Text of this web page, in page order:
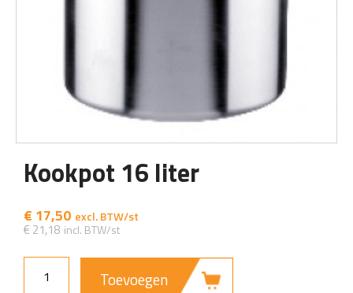
Kookpot 16 liter
€ 17,50
€ 21,18
Toevoegen